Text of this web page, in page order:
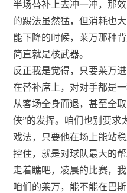
半场替补上去冲一冲，那
的踢法虽然猛，但消耗也
能下降的时候，莱万那种
简直就是核武器。
反正我是觉得，只要莱万
在替补席上，对对手都是
从客场全身而退，甚至全
侠”的发挥。咱们也别要求
戏法，只要他在场上能站
控住，就是对球队最大的帮
走着瞧吧，凌晨的比赛，
咱们的莱万，能不能在巴